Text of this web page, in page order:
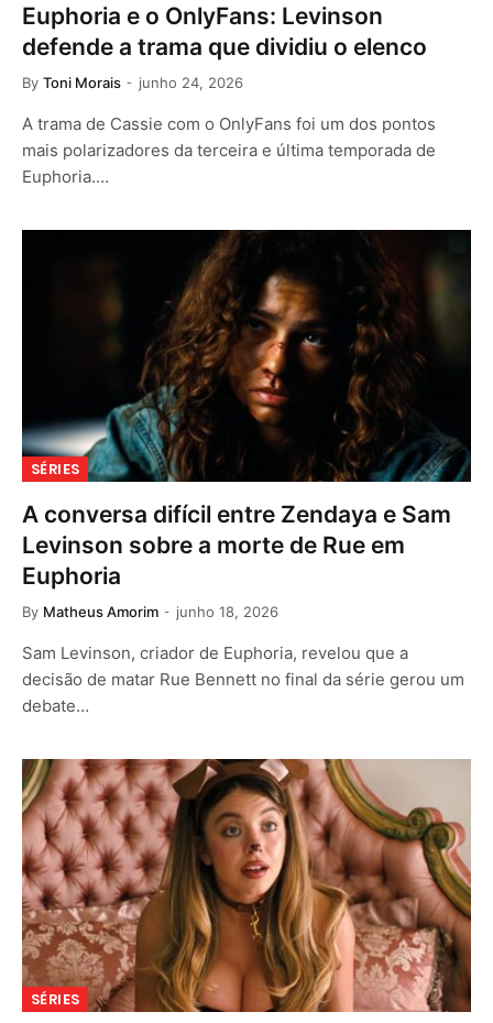
Euphoria e o OnlyFans: Levinson
defende a trama que dividiu o elenco
By Toni Morais junho 24, 2026
A trama de Cassie com o OnlyFans foi um dos pontos
mais polarizadores da terceira e última temporada de
Euphoria.…
SÉRIES
A conversa difícil entre Zendaya e Sam
Levinson sobre a morte de Rue em
Euphoria
By Matheus Amorim junho 18, 2026
Sam Levinson, criador de Euphoria, revelou que a
decisão de matar Rue Bennett no final da série gerou um
debate…
SÉRIES